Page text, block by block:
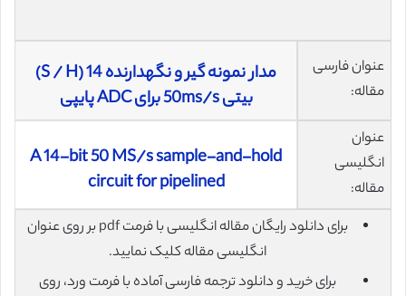
عنوان فارسی
مقاله:
مدار نمونه گیر و نگهدارنده S / H) 14)
بیتی 50ms/s برای ADC پایپی
عنوان
انگلیسی
مقاله:
A 14-bit 50 MS/s sample-and-hold
circuit for pipelined
برای دانلود رایگان مقاله انگلیسی با فرمت pdf بر روی عنوان
انگلیسی مقاله کلیک نمایید.
برای خرید و دانلود ترجمه فارسی آماده با فرمت ورد، روی